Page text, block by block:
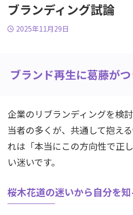
ブランディング試論
2025年11月29日
ブランド再生に葛藤が
企業のリブランディングを検
当者の多くが、共通して抱え
れは「本当にこの方向性で正
い迷いです。
桜木花道の迷いから自分を知